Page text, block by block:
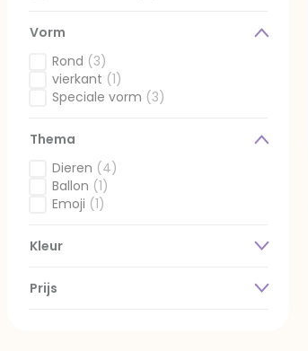
Vorm
Rond (3)
Gefilterd op Vorm: Rond
vierkant (1)
Gefilterd op Vorm: vierkant
Speciale vorm (3)
Thema
Dieren (4)
Gefilterd op Thema: Dieren
Ballon (1)
Gefilterd op Thema: Ballon
Emoji (1)
Kleur
Prijs